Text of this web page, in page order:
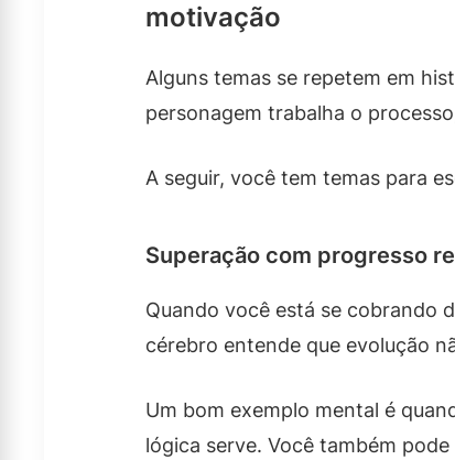
motivação
Alguns temas se repetem em
personagem trabalha o
A seguir, você tem temas para
Superação com progresso
Quando você está se cobrando
cérebro entende que evolução
Um bom exemplo mental é
lógica serve. Você também